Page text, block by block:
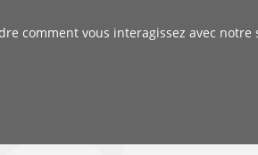
comment vous interagissez avec